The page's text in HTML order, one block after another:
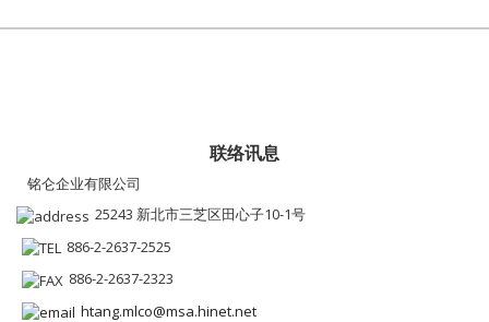
联络讯息
铭仑企业有限公司
25243 新北市三芝区田心子10-1号
886-2-2637-2525
886-2-2637-2323
htang.mlco@msa.hinet.net